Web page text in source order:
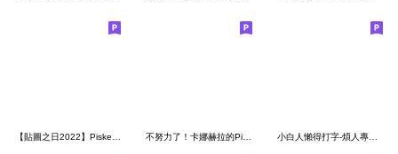
【貼圖之日2022】Piske和Usagi 不努力了！卡娜赫拉的Piske和Usagi 小白人懶得打字-煩人專用貼圖4